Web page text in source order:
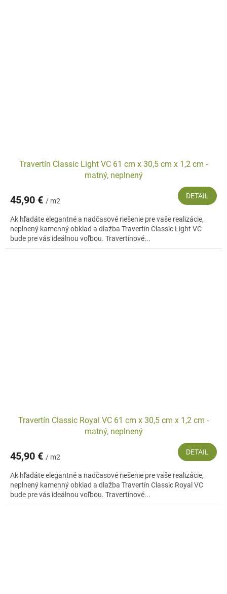
Travertín Classic Light VC 61 cm x 30,5 cm x 1,2 cm -
matný, neplnený
45,90 € / m2
DETAIL
Ak hľadáte elegantné a nadčasové riešenie pre vaše realizácie,
neplnený kamenný obklad a dlažba Travertín Classic Light VC
bude pre vás ideálnou voľbou. Travertínové...
Travertín Classic Royal VC 61 cm x 30,5 cm x 1,2 cm -
matný, neplnený
45,90 € / m2
DETAIL
Ak hľadáte elegantné a nadčasové riešenie pre vaše realizácie,
neplnený kamenný obklad a dlažba Travertín Classic Royal VC
bude pre vás ideálnou voľbou. Travertínové...